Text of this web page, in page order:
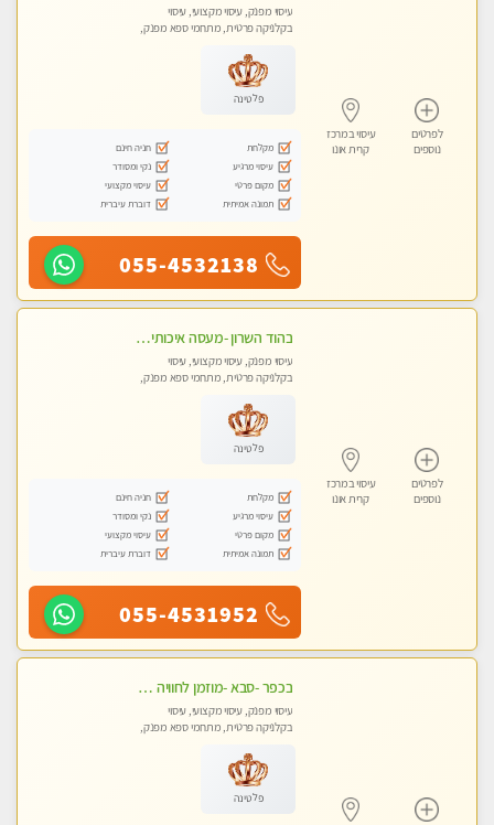
לפרטים
נוספים
עיסוי במרכז
קרית אונו
עיסוי מפנק, עיסוי מקצועי, עיסוי
בקלניקה פרטית, מתחמי ספא מפנק,
פלטינה
מקלחת
חניה חינם
עיסוי מרגיע
נקי ומסודר
מקום פרטי
עיסוי מקצועי
תמונה אמיתית
דוברת עיברית
055-4532138
לפרטים
נוספים
עיסוי במרכז
קרית אונו
בהוד השרון -מעסה איכותית למאסז מקצועי ומפנק לכל שרירי הגוף
עיסוי מפנק, עיסוי מקצועי, עיסוי
בקלניקה פרטית, מתחמי ספא מפנק,
פלטינה
מקלחת
חניה חינם
עיסוי מרגיע
נקי ומסודר
מקום פרטי
עיסוי מקצועי
תמונה אמיתית
דוברת עיברית
055-4531952
בכפר -סבא -מוזמן לחוויה בלתי נשכחת!!!עיסוי מפנק ביותר מומלץ לחלוטין!!!
עיסוי מפנק, עיסוי מקצועי, עיסוי
בקלניקה פרטית, מתחמי ספא מפנק,
פלטינה